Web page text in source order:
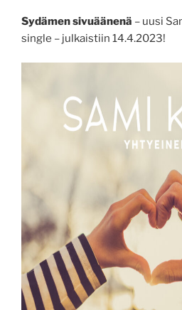
Sydämen sivuäänenä – uusi
single – julkaistiin 14.4.2023!